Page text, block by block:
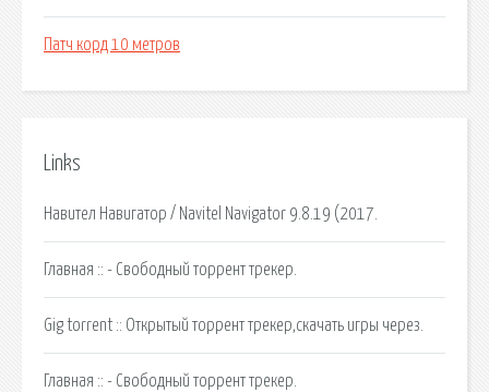
Патч корд 10 метров
Links
Навител Навигатор / Navitel Navigator 9.8.19 (2017.
Главная :: - Свободный торрент трекер.
Gig torrent :: Открытый торрент трекер,скачать игры через.
Главная :: - Свободный торрент трекер.